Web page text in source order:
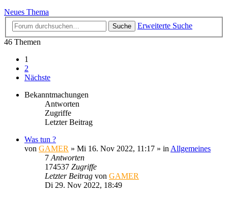
Neues Thema
Suche
Erweiterte Suche
46 Themen
1
2
Nächste
Bekanntmachungen
Antworten
Zugriffe
Letzter Beitrag
Was tun ?
von GAMER » Mi 16. Nov 2022, 11:17 » in Allgemeines
7 Antworten
174537 Zugriffe
Letzter Beitrag von GAMER
Di 29. Nov 2022, 18:49